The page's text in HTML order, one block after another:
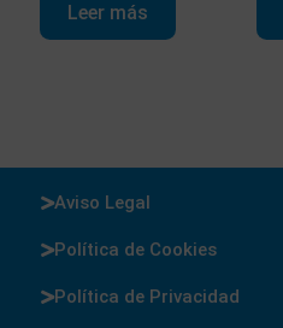
Leer más
Aviso Legal
Política de Cookies
Política de Privacidad